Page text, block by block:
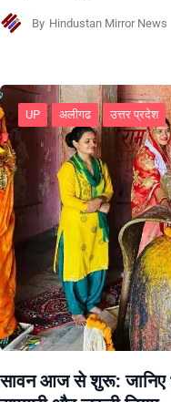
By Hindustan Mirror News
UP अलीगढ उत्तर प्रदेश
सावन आज से शुरू: जानिए